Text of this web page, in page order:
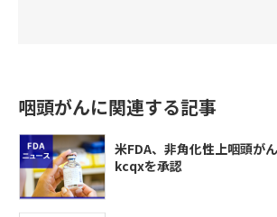
咽頭がんに関連する記事
米FDA、非角化性上咽頭が
kcqxを承認